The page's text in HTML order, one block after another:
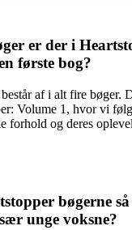
er der i
første bog?
af i alt fire bøger.
Volume 1, hvor vi
forhold og deres
bøgerne
unge voksne?